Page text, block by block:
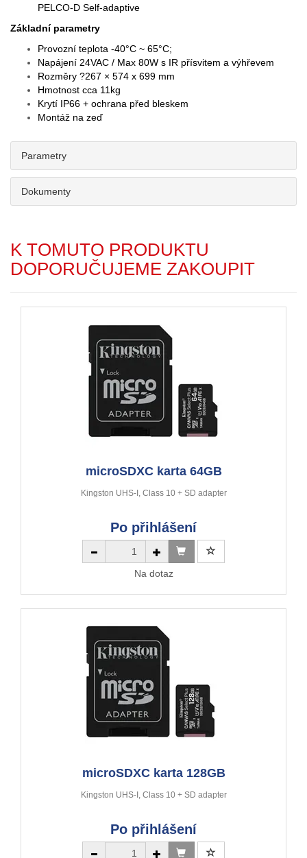
PELCO-D Self-adaptive
Základní parametry
Provozní teplota -40°C ~ 65°C;
Napájení 24VAC / Max 80W s IR přísvitem a výhřevem
Rozměry ?267 × 574 x 699 mm
Hmotnost cca 11kg
Krytí IP66 + ochrana před bleskem
Montáž na zeď
Parametry
Dokumenty
K TOMUTO PRODUKTU
DOPORUČUJEME ZAKOUPIT
microSDXC karta 64GB
Kingston UHS-I, Class 10 + SD adapter
Po přihlášení
Na dotaz
microSDXC karta 128GB
Kingston UHS-I, Class 10 + SD adapter
Po přihlášení